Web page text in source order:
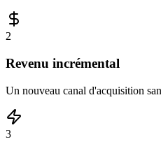
2
Revenu incrémental
Un nouveau canal d'acquisition
3